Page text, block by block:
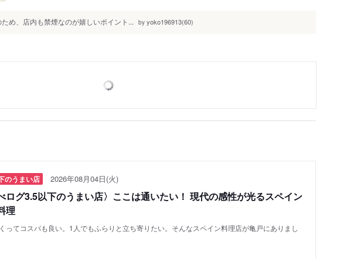
め、店内も禁煙なのが嬉しいポイント... by yoko196913(60)
のうまい店 2026年08月04日(火)
ログ3.5以下のうまい店〉ここは通いたい！ 現代の感性が光るスペイン
理
ってコスパも良い。1人でもふらりと立ち寄りたい。そんなスペイン料理店が亀戸にありまし